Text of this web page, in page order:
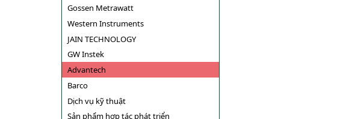
Gossen Metrawatt
Western Instruments
JAIN TECHNOLOGY
GW Instek
Advantech
Barco
Dịch vụ kỹ thuật
Sản phẩm hợp tác phát triển